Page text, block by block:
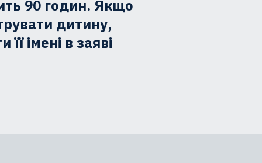
90 годин. Якщо
дитину,
імені в заяві